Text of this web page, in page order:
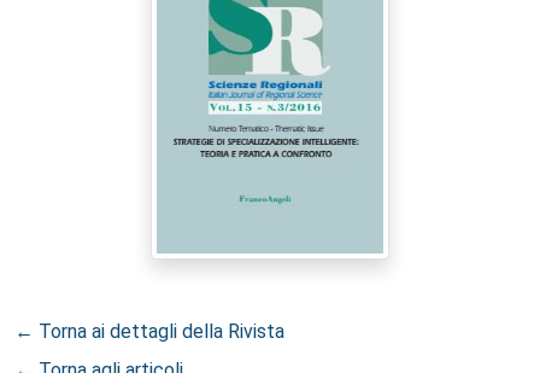
← Torna ai dettagli della Rivista